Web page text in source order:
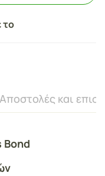
το
Αποστολές και
Bond